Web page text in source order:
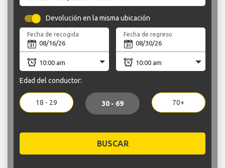
Devolución en la misma ubicación
Fecha de recogida Fecha de regreso
Edad del conductor:
18 - 29 30 - 69 70+
BUSCAR